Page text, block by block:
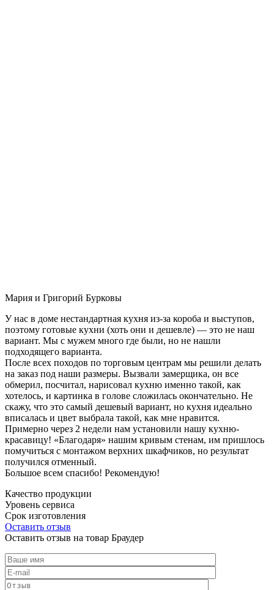
Мария и Григорий Бурковы
У нас в доме нестандартная кухня из-за короба и выступов,
поэтому готовые кухни (хоть они и дешевле) — это не наш
вариант. Мы с мужем много где были, но не нашли
подходящего варианта.
После всех походов по торговым центрам мы решили делать
на заказ под наши размеры. Вызвали замерщика, он все
обмерил, посчитал, нарисовал кухню именно такой, как
хотелось, и картинка в голове сложилась окончательно. Не
скажу, что это самый дешевый вариант, но кухня идеально
вписалась и цвет выбрала такой, как мне нравится.
Примерно через 2 недели нам установили нашу кухню-
красавицу! «Благодаря» нашим кривым стенам, им пришлось
помучиться с монтажом верхних шкафчиков, но результат
получился отменный.
Большое всем спасибо! Рекомендую!
Качество продукции
Уровень сервиса
Срок изготовления
Оставить отзыв
Оставить отзыв на товар Браудер